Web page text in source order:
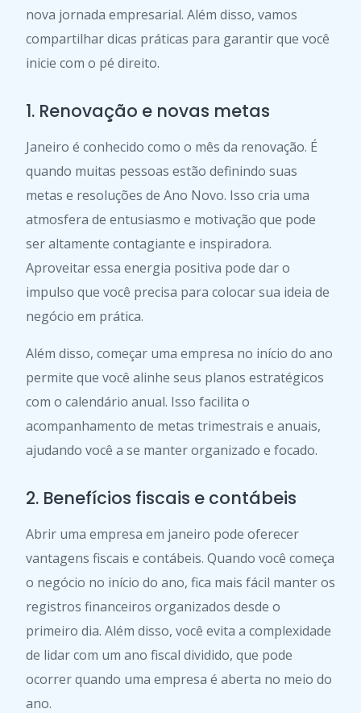
nova jornada empresarial. Além disso, vamos
compartilhar dicas práticas para garantir que você
inicie com o pé direito.
1. Renovação e novas metas
Janeiro é conhecido como o mês da renovação. É
quando muitas pessoas estão definindo suas
metas e resoluções de Ano Novo. Isso cria uma
atmosfera de entusiasmo e motivação que pode
ser altamente contagiante e inspiradora.
Aproveitar essa energia positiva pode dar o
impulso que você precisa para colocar sua ideia de
negócio em prática.
Além disso, começar uma empresa no início do ano
permite que você alinhe seus planos estratégicos
com o calendário anual. Isso facilita o
acompanhamento de metas trimestrais e anuais,
ajudando você a se manter organizado e focado.
2. Benefícios fiscais e contábeis
Abrir uma empresa em janeiro pode oferecer
vantagens fiscais e contábeis. Quando você começa
o negócio no início do ano, fica mais fácil manter os
registros financeiros organizados desde o
primeiro dia. Além disso, você evita a complexidade
de lidar com um ano fiscal dividido, que pode
ocorrer quando uma empresa é aberta no meio do
ano.